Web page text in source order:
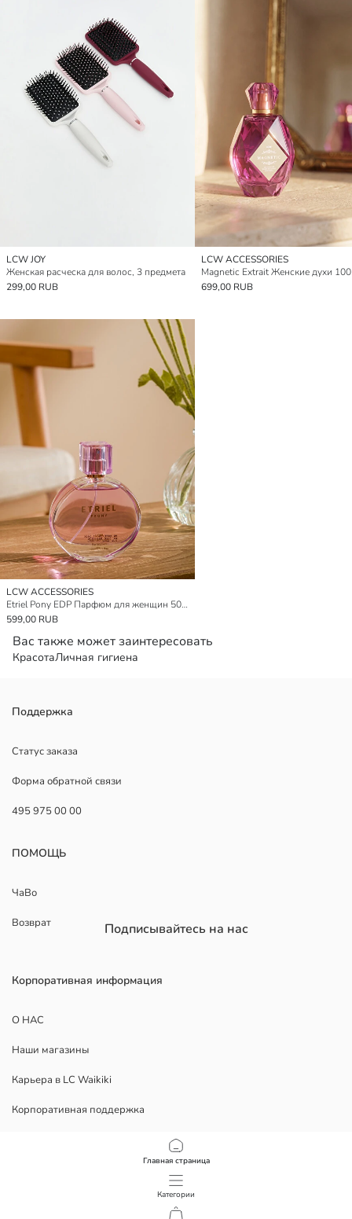
Главная страница
Категории
LCW JOY
Женская расческа для волос, 3 предмета
299,00 RUB
LCW ACCESSORIES
Magnetic Extrait Женские духи
699,00 RUB
LCW ACCESSORIES
Etriel Pony EDP Парфюм для женщин 50 ml
599,00 RUB
Вас также может заинтересовать
КрасотаЛичная гигиена
Поддержка
Статус заказа
Форма обратной связи
495 975 00 00
ПОМОЩЬ
ЧаВо
Возврат
Корпоративная информация
О НАС
Наши магазины
Карьера в LC Waikiki
Корпоративная поддержка
ЮРИДИЧЕСКИЕ ДОКУМЕНТЫ
Подписывайтесь на нас